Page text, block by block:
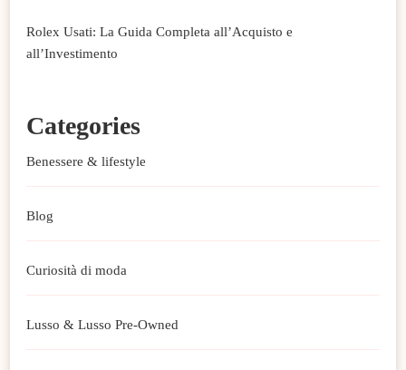
Rolex Usati: La Guida Completa all’Acquisto e
all’Investimento
Categories
Benessere & lifestyle
Blog
Curiosità di moda
Lusso & Lusso Pre-Owned